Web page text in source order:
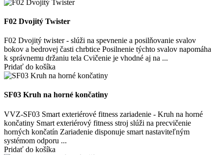
F02 Dvojitý Twister
F02 Dvojitý twister - slúži na spevnenie a posilňovanie svalov
bokov a bedrovej časti chrbtice Posilnenie týchto svalov napomáha
k správnemu držaniu tela Cvičenie je vhodné aj na ...
Pridať do košíka
SF03 Kruh na horné končatiny
VVZ-SF03 Smart exteriérové fitness zariadenie - Kruh na horné
končatiny Smart exteriérový fitness stroj slúži na precvičenie
horných končatín Zariadenie disponuje smart nastaviteľným
systémom odporu ...
Pridať do košíka